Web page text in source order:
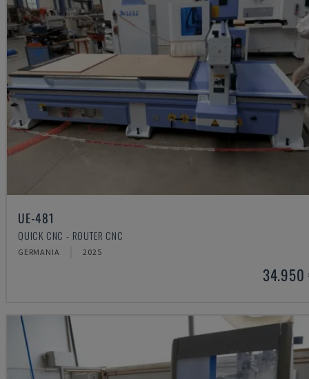
UE-481
QUICK CNC - ROUTER CNC
GERMANIA 2025
34.950